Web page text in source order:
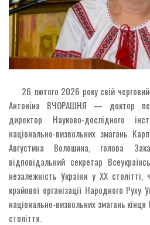
26 лютого 2026 року свій
Антоніна ВЧОРАШНЯ — доктор
директор Науково-дослідного
національно-визвольних змагань
Августина Волошина, голова
відповідальний секретар
незалежність України у ХХ
крайової організації Народного Руху
національно-визвольних змагань
століття.